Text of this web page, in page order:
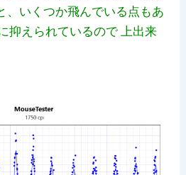
、いくつか飛んでいる点もあ
抑えられているので 上出来